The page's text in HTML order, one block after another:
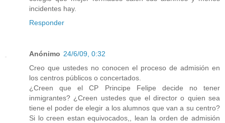
incidentes hay.
Responder
Anónimo 24/6/09, 0:32
Creo que ustedes no conocen el proceso de admisión en
los centros públicos o concertados.
¿Creen que el CP Principe Felipe decide no tener
inmigrantes? ¿Creen ustedes que el director o quien sea
tiene el poder de elegir a los alumnos que van a su centro?
Si lo creen estan equivocados,, lean la orden de admisión